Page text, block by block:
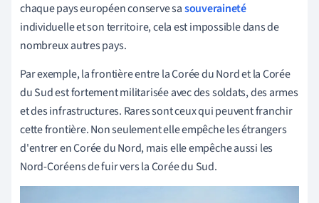
chaque pays européen conserve sasouveraineté
individuelle et son territoire, cela est impossible dans de
nombreux autres pays.
Par exemple, la frontière entre la Corée du Nord et la Corée
du Sud est fortement militarisée avec des soldats, des armes
et des infrastructures. Rares sont ceux qui peuvent franchir
cette frontière. Non seulement elle empêche les étrangers
d'entrer en Corée du Nord, mais elle empêche aussi les
Nord-Coréens de fuir vers la Corée du Sud.